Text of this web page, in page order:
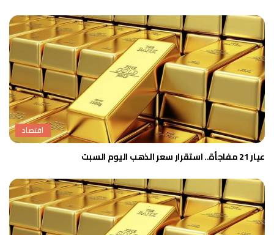
اقتصاد
عيار 21 مفاجأة.. استقرار سعر الذهب اليوم السبت